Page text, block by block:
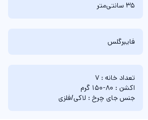
35 سانتی‌متر
فایبرگلس
تعداد خانه : 7
اکشن : 80-150 گرم
جنس جای چرخ : لاکی/فلزی